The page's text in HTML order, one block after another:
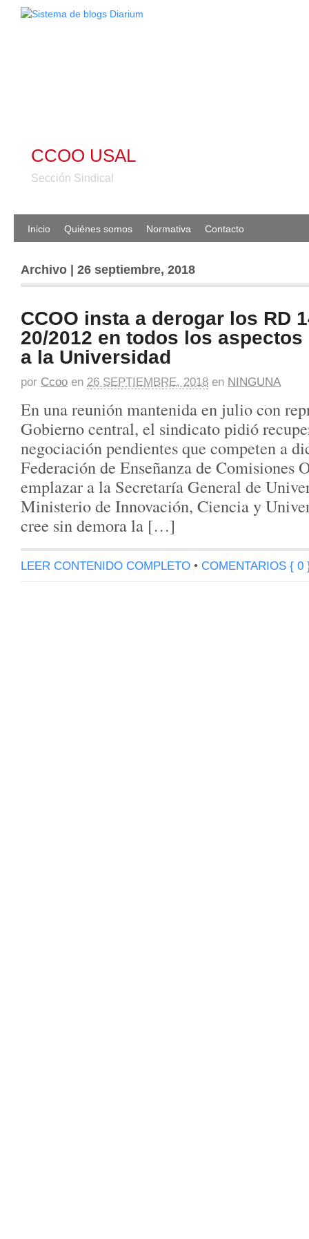
CCOO USAL
Sección Sindical
Inicio Quiénes somos Normativa Contacto
Archivo | 26 septiembre, 2018
CCOO insta a derogar los RD
20/2012 en todos los
a la Universidad
por Ccoo en 26 SEPTIEMBRE, 2018 en NINGUNA
En una reunión mantenida en julio con
Gobierno central, el sindicato pidió
negociación pendientes que competen a
Federación de Enseñanza de Comisiones
emplazar a la Secretaría General de
Ministerio de Innovación, Ciencia y
cree sin demora la […]
LEER CONTENIDO COMPLETO • COMENTARIOS { 0